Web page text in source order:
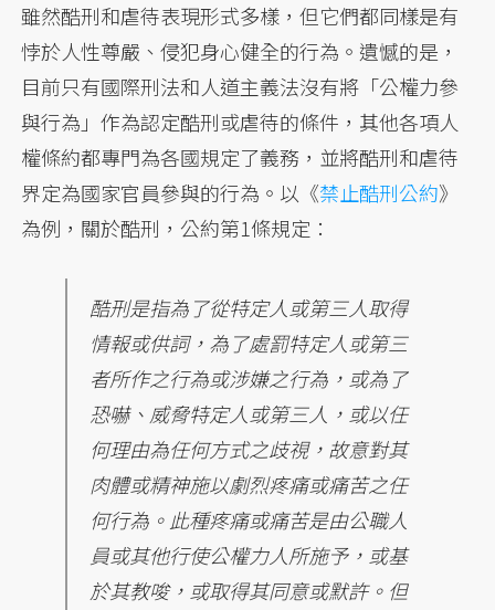
雖然酷刑和虐待表現形式多樣，但它們都同樣是有
悖於人性尊嚴、侵犯身心健全的行為。遺憾的是，
目前只有國際刑法和人道主義法沒有將「公權力參
與行為」作為認定酷刑或虐待的條件，其他各項人
權條約都專門為各國規定了義務，並將酷刑和虐待
界定為國家官員參與的行為。以《禁止酷刑公約》
為例，關於酷刑，公約第1條規定：
酷刑是指為了從特定人或第三人取得
情報或供詞，為了處罰特定人或第三
者所作之行為或涉嫌之行為，或為了
恐嚇、威脅特定人或第三人，或以任
何理由為任何方式之歧視，故意對其
肉體或精神施以劇烈疼痛或痛苦之任
何行為。此種疼痛或痛苦是由公職人
員或其他行使公權力人所施予，或基
於其教唆，或取得其同意或默許。但